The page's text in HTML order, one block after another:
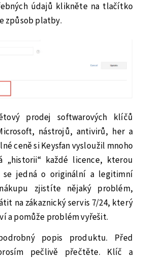
údajů klikněte na tlačítko
způsob platby.
prodej softwarových klíčů
nástrojů, antivirů, her a
ceně si Keysfan vysloužil mnoho
„historii“ každé licence, kterou
se jedná o originální a legitimní
zjistíte nějaký problém,
na zákaznický servis 7/24, který
a pomůže problém vyřešit.
popis produktu. Před
pečlivě přečtěte. Klíč a